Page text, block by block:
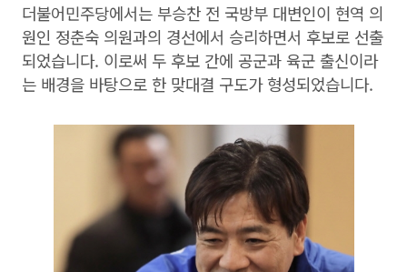
더불어민주당에서는 부승찬 전 국방부 대변인이 현역 의
원인 정춘숙 의원과의 경선에서 승리하면서 후보로 선출
되었습니다. 이로써 두 후보 간에 공군과 육군 출신이라
는 배경을 바탕으로 한 맞대결 구도가 형성되었습니다.